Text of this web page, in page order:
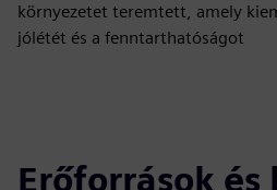
környezetet teremtett, amely
jólétét és a fenntarthatóságot
Erőforrások és